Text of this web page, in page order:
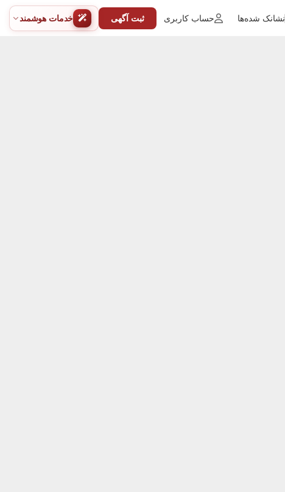
خدمات هوشمند ثبت آگهی حساب کاربری نشانک شده‌ها